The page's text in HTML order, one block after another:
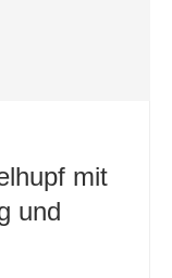
mit
und